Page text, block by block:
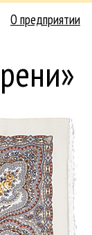
О предприятии